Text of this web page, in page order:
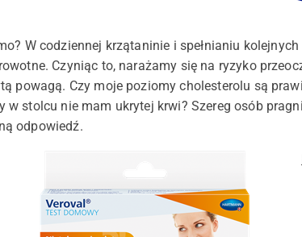
W codziennej krzątaninie i spełnianiu
Czyniąc to, narażamy się na ryzyko
powagą. Czy moje poziomy cholesterolu są
w stolcu nie mam ukrytej krwi? Szereg osób
odpowiedź.